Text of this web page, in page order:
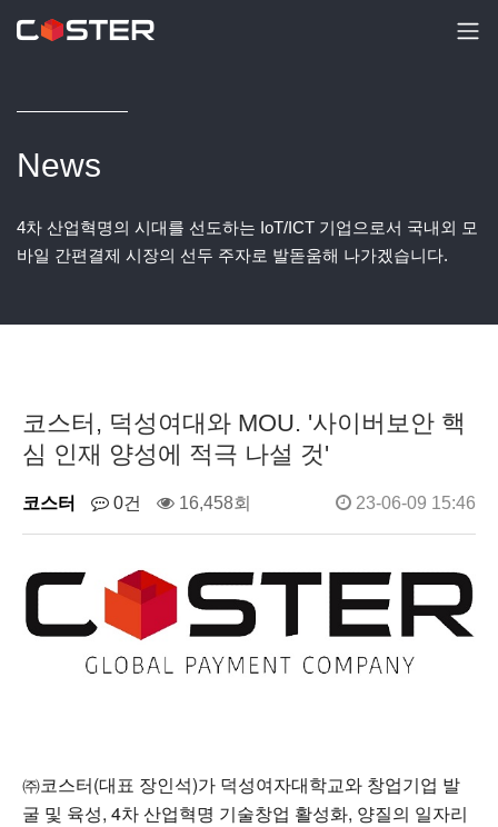
News
4차 산업혁명의 시대를 선도하는 IoT/ICT 기업으로서 국내외 모
바일 간편결제 시장의 선두 주자로 발돋움해 나가겠습니다.
코스터, 덕성여대와 MOU. '사이버보안 핵
심 인재 양성에 적극 나설 것'
코스터 0건 16,458회 23-06-09 15:46
㈜코스터(대표 장인석)가 덕성여자대학교와 창업기업 발
굴 및 육성, 4차 산업혁명 기술창업 활성화, 양질의 일자리